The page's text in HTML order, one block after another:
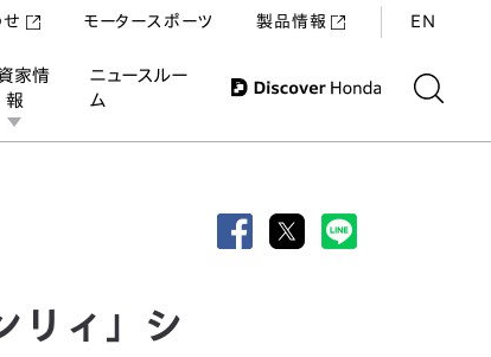
家情
報
ニュースルー
ム
モータースポーツ 製品情報 EN
リィ」シ